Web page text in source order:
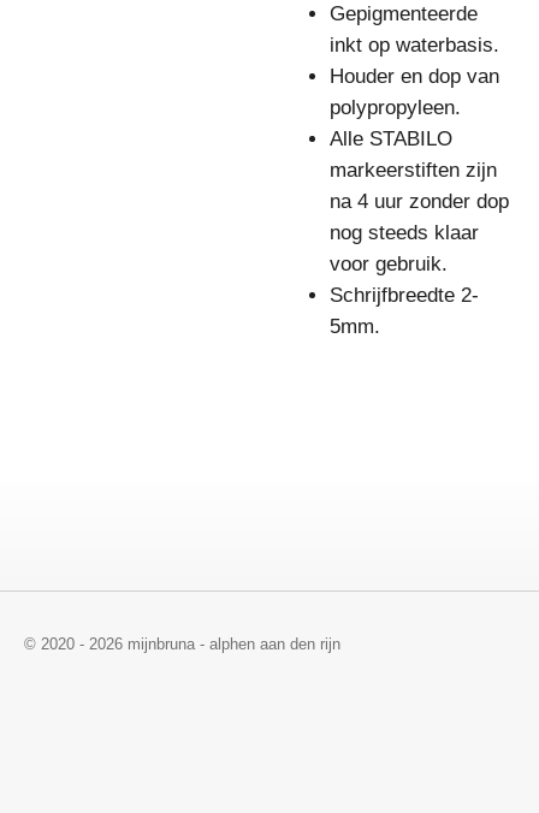
Gepigmenteerde
inkt op waterbasis.
Houder en dop van
polypropyleen.
Alle STABILO
markeerstiften zijn
na 4 uur zonder dop
nog steeds klaar
voor gebruik.
Schrijfbreedte 2-
5mm.
© 2020 - 2026 mijnbruna - alphen aan den rijn